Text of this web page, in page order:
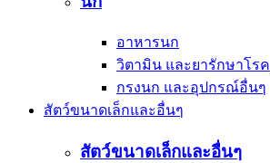
อาหารนก
วิตามิน และยารักษาโรค
กรงนก และอุปกรณ์อื่นๆ
สัตว์ขนาดเล็กและอื่นๆ
สัตว์ขนาดเล็กและอื่นๆ